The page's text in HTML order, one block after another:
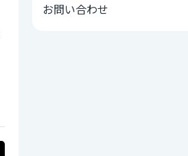
お問い合わせ